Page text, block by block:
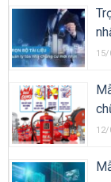
15/
12/